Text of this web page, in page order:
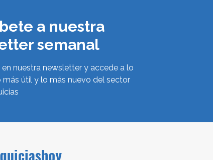
a nuestra
semanal
nuestra newsletter y accede a lo
más útil y lo más nuevo del sector